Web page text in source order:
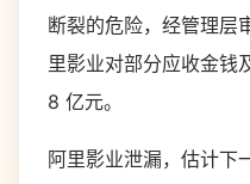
断裂的危险，经管理层
里影业对部分应收金钱
8 亿元。
阿里影业泄漏，估计下